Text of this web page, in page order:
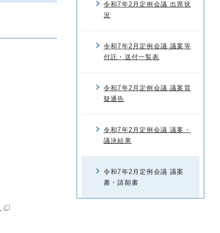
令和7年2月定例会議 出席状
況
令和7年2月定例会議 議案等
付託・送付一覧表
令和7年2月定例会議 議案質
疑通告
令和7年2月定例会議 議案・
議決結果
令和7年2月定例会議 議案
書・請願書